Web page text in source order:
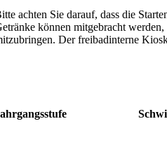
achten Sie darauf, dass die
können mitgebracht
Der freibadinterne